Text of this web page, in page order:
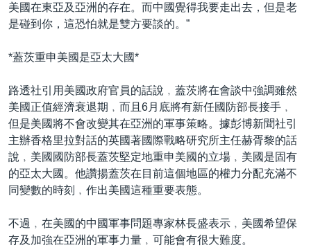
美國在東亞及亞洲的存在。而中國覺得我要走出去，但是老
是碰到你，這恐怕就是雙方要談的。”
*蓋茨重申美國是亞太大國*
路透社引用美國政府官員的話說﹐蓋茨將在會談中強調雖然
美國正值經濟衰退期﹐而且6月底將有新任國防部長接手﹐
但是美國將不會改變其在亞洲的軍事策略。據彭博新聞社引
主辦香格里拉對話的英國著國際戰略研究所主任赫胥黎的話
說﹐美國國防部長蓋茨堅定地重申美國的立場﹐美國是固有
的亞太大國。他讚揚蓋茨在目前這個地區的權力分配充滿不
同變數的時刻﹐作出美國這種重要表態。
不過﹐在美國的中國軍事問題專家林長盛表示﹐美國希望保
存及加強在亞洲的軍事力量﹐可能會有很大難度。